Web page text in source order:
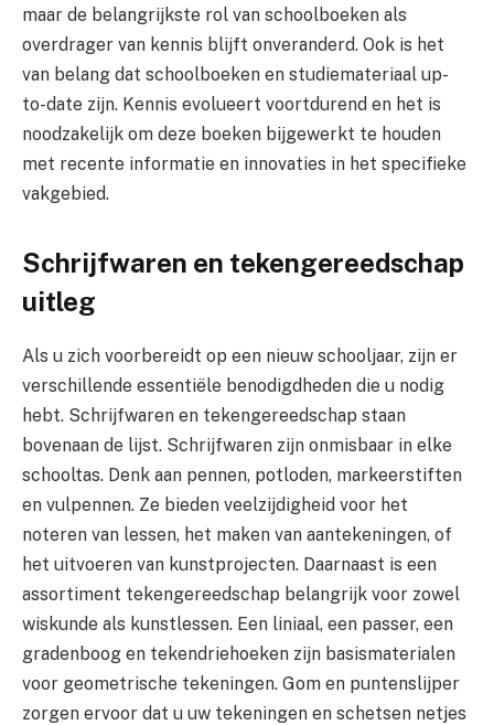
maar de belangrijkste rol van schoolboeken als
overdrager van kennis blijft onveranderd. Ook is het
van belang dat schoolboeken en studiemateriaal up-
to-date zijn. Kennis evolueert voortdurend en het is
noodzakelijk om deze boeken bijgewerkt te houden
met recente informatie en innovaties in het specifieke
vakgebied.
Schrijfwaren en tekengereedschap
uitleg
Als u zich voorbereidt op een nieuw schooljaar, zijn er
verschillende essentiële benodigdheden die u nodig
hebt. Schrijfwaren en tekengereedschap staan
bovenaan de lijst. Schrijfwaren zijn onmisbaar in elke
schooltas. Denk aan pennen, potloden, markeerstiften
en vulpennen. Ze bieden veelzijdigheid voor het
noteren van lessen, het maken van aantekeningen, of
het uitvoeren van kunstprojecten. Daarnaast is een
assortiment tekengereedschap belangrijk voor zowel
wiskunde als kunstlessen. Een liniaal, een passer, een
gradenboog en tekendriehoeken zijn basismaterialen
voor geometrische tekeningen. Gom en puntenslijper
zorgen ervoor dat u uw tekeningen en schetsen netjes